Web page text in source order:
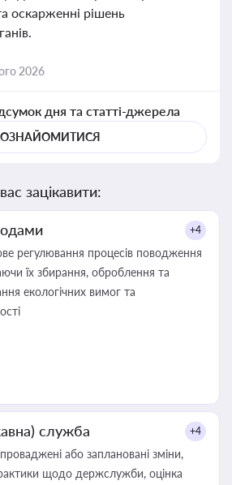
оскарженні рішень
2026
дня та статті-джерела
ОЗНАЙОМИТИСЯ
зацікавити:
+4
регулювання процесів поводження
їх збирання, оброблення та
екологічних вимог та
служба +4
або заплановані зміни,
щодо держслужби, оцінка